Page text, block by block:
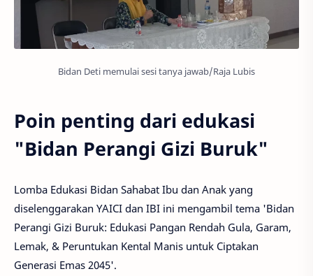
Bidan Deti memulai sesi tanya jawab/Raja Lubis
Poin penting dari edukasi
"Bidan Perangi Gizi Buruk"
Lomba Edukasi Bidan Sahabat Ibu dan Anak yang
diselenggarakan YAICI dan IBI ini mengambil tema 'Bidan
Perangi Gizi Buruk: Edukasi Pangan Rendah Gula, Garam,
Lemak, & Peruntukan Kental Manis untuk Ciptakan
Generasi Emas 2045'.